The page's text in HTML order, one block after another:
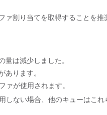
ァ割り当てを取得することを推
量は減少しました。
あります。
が使用されます。
しない場合、他のキューはこれ